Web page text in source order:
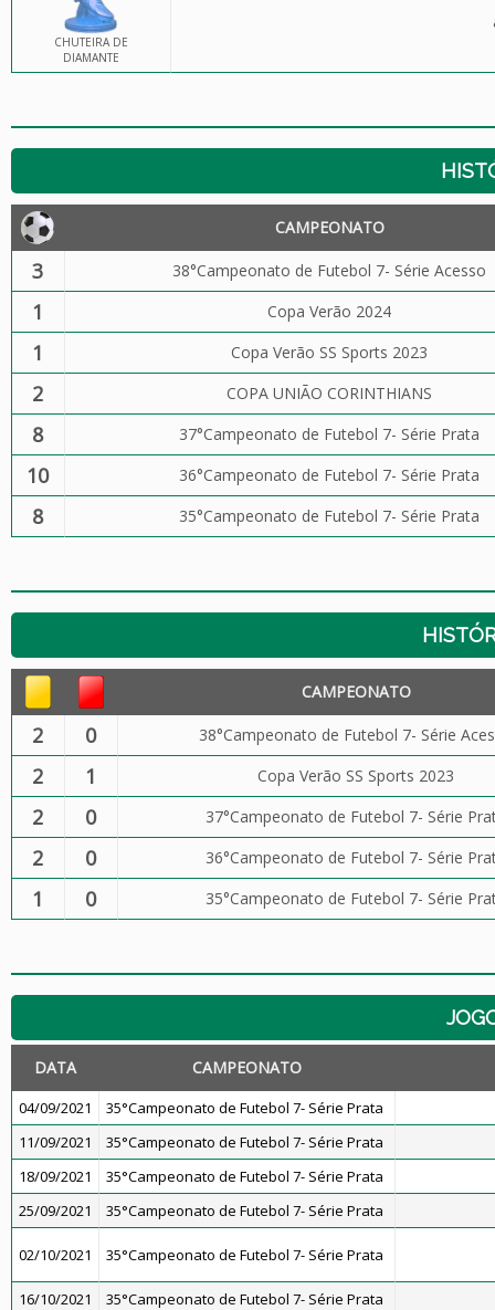
CHUTEIRA DE
DIAMANTE
CAMPEONATO
3 38°Campeonato de Futebol 7- Série Acesso
1 Copa Verão 2024
1 Copa Verão SS Sports 2023
2 COPA UNIÃO CORINTHIANS
8 37°Campeonato de Futebol 7- Série Prata
10 36°Campeonato de Futebol 7- Série Prata
8 35°Campeonato de Futebol 7- Série Prata
CAMPEONATO
2 0 38°Campeonato de Futebol 7- Série
2 1 Copa Verão SS Sports 2023
2 0 37°Campeonato de Futebol 7- Série
2 0 36°Campeonato de Futebol 7- Série
1 0 35°Campeonato de Futebol 7- Série
DATA CAMPEONATO
04/09/2021
35°Campeonato de Futebol 7- Série Prata
11/09/2021
35°Campeonato de Futebol 7- Série Prata
18/09/2021
35°Campeonato de Futebol 7- Série Prata
25/09/2021
35°Campeonato de Futebol 7- Série Prata
02/10/2021 35°Campeonato de Futebol 7- Série Prata
16/10/2021
35°Campeonato de Futebol 7- Série Prata